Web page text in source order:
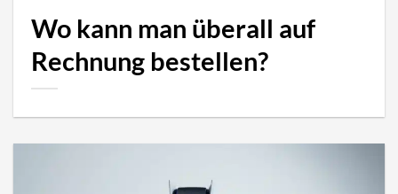
Wo kann man überall auf
Rechnung bestellen?